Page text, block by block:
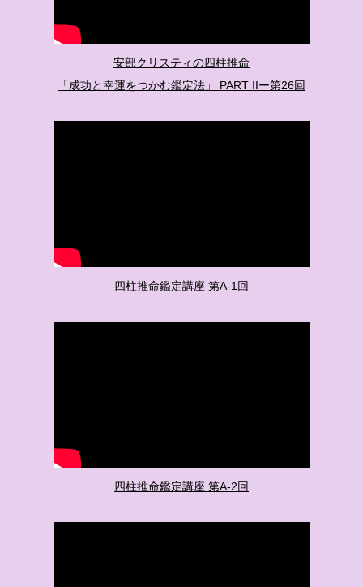
安部クリスティの四柱推命
「成功と幸運をつかむ鑑定法」 PART IIー第26回
四柱推命鑑定講座 第A-1回
四柱推命鑑定講座 第A-2回